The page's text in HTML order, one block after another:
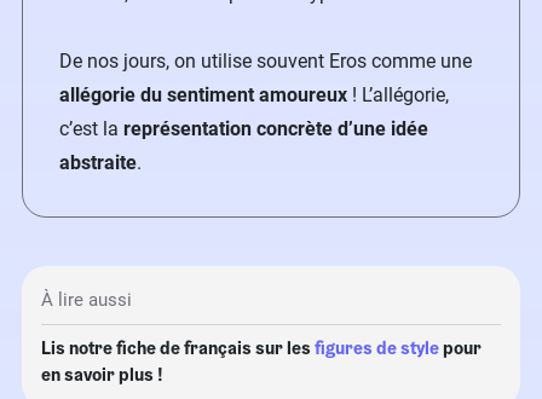
De nos jours, on utilise souvent Eros comme une
allégorie du sentiment amoureux ! L’allégorie,
c’est la représentation concrète d’une idée
abstraite.
À lire aussi
Lis notre fiche de français sur les figures de stylepour
en savoir plus !